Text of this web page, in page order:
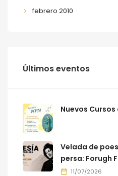
febrero 2010
Últimos eventos
Nuevos Cursos
Velada de
persa: Forugh
11/07/2026